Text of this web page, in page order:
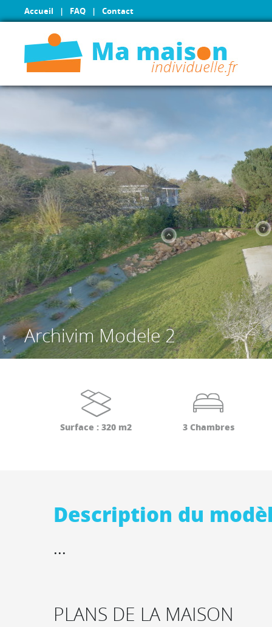
Accueil | FAQ | Contact
Archivim Modele 2
Surface : 320 m2 3 Chambres
Description du
...
PLANS DE LA MAISON